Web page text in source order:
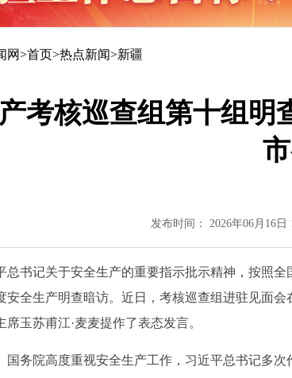
网>首页>热点新闻>新疆
考核巡查组第十组
发布时间： 2026年06月16
记关于安全生产的重要指示批示精神，按照全
安全生产明查暗访。近日，考核巡查组进驻见面
玉苏甫江·麦麦提作了表态发言。
院高度重视安全生产工作，习近平总书记多次